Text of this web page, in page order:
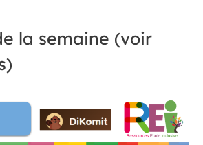
la semaine (voir